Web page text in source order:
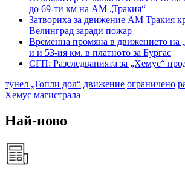
до 69-ти км на АМ „Тракия“
Затвориха за движение АМ Тракия
Велинград заради пожар
Временна промяна в движението на
и и 53-ия км. в платното за Бургас
СГП: Разследванията за „Хемус“
тунел „Топли дол“ движение ограничено
Хемус магистрала
Най-ново